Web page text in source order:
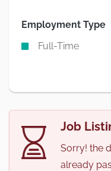
Employment Type
Full-Time
Job
Sorry! the
already